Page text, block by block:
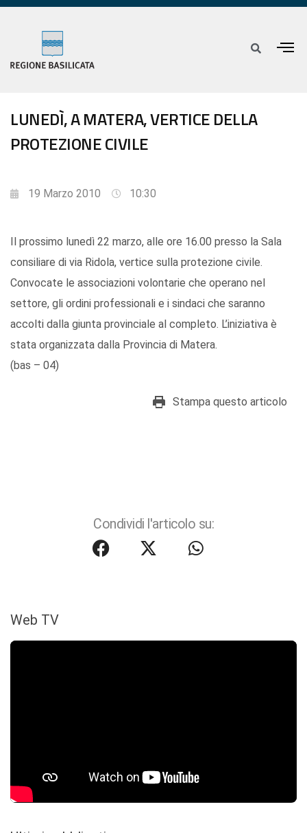
LUNEDÌ, A MATERA, VERTICE DELLA
PROTEZIONE CIVILE
19 Marzo 2010 10:30
Il prossimo lunedì 22 marzo, alle ore 16.00 presso la Sala
consiliare di via Ridola, vertice sulla protezione civile.
Convocate le associazioni volontarie che operano nel
settore, gli ordini professionali e i sindaci che saranno
accolti dalla giunta provinciale al completo. L’iniziativa è
stata organizzata dalla Provincia di Matera.
(bas – 04)
Stampa questo articolo
Condividi l'articolo su:
Web TV